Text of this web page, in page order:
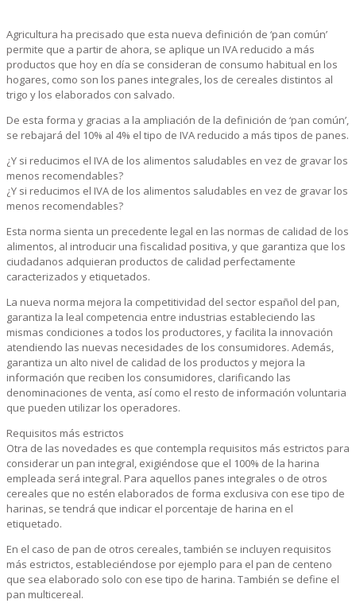
Agricultura ha precisado que esta nueva definición de ‘pan común’
permite que a partir de ahora, se aplique un IVA reducido a más
productos que hoy en día se consideran de consumo habitual en los
hogares, como son los panes integrales, los de cereales distintos al
trigo y los elaborados con salvado.
De esta forma y gracias a la ampliación de la definición de ‘pan común’,
se rebajará del 10% al 4% el tipo de IVA reducido a más tipos de panes.
¿Y si reducimos el IVA de los alimentos saludables en vez de gravar los
menos recomendables?
¿Y si reducimos el IVA de los alimentos saludables en vez de gravar los
menos recomendables?
Esta norma sienta un precedente legal en las normas de calidad de los
alimentos, al introducir una fiscalidad positiva, y que garantiza que los
ciudadanos adquieran productos de calidad perfectamente
caracterizados y etiquetados.
La nueva norma mejora la competitividad del sector español del pan,
garantiza la leal competencia entre industrias estableciendo las
mismas condiciones a todos los productores, y facilita la innovación
atendiendo las nuevas necesidades de los consumidores. Además,
garantiza un alto nivel de calidad de los productos y mejora la
información que reciben los consumidores, clarificando las
denominaciones de venta, así como el resto de información voluntaria
que pueden utilizar los operadores.
Requisitos más estrictos
Otra de las novedades es que contempla requisitos más estrictos para
considerar un pan integral, exigiéndose que el 100% de la harina
empleada será integral. Para aquellos panes integrales o de otros
cereales que no estén elaborados de forma exclusiva con ese tipo de
harinas, se tendrá que indicar el porcentaje de harina en el
etiquetado.
En el caso de pan de otros cereales, también se incluyen requisitos
más estrictos, estableciéndose por ejemplo para el pan de centeno
que sea elaborado solo con ese tipo de harina. También se define el
pan multicereal.